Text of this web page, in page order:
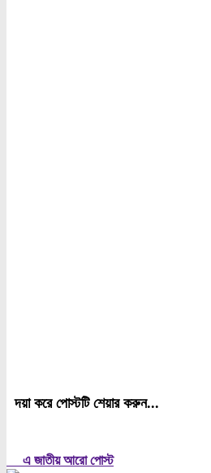
দয়া করে পোস্টটি শেয়ার করুন...
এ জাতীয় আরো পোস্ট